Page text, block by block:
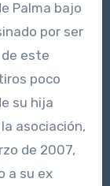
Palma bajo
por ser
de este
poco
su hija
asociación,
de 2007,
a su ex